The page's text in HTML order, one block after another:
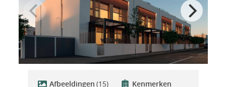
Afbeeldingen (15)
Kenmerken